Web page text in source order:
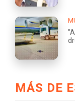
MÁS DE